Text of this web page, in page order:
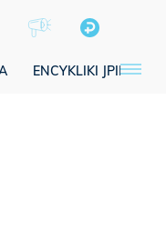
ENCYKLIKI JPII